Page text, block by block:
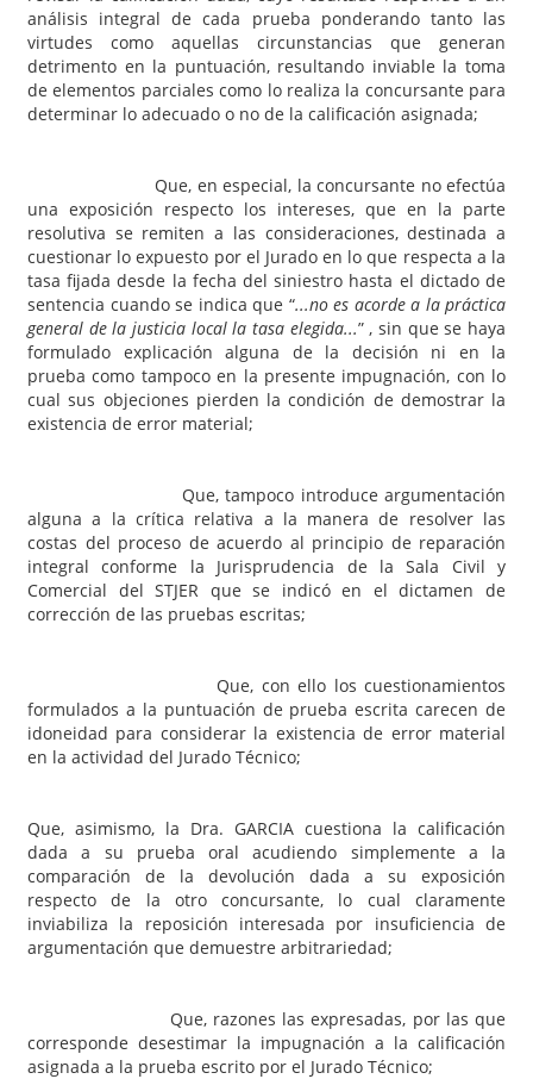
análisis integral de cada prueba ponderando tanto las
virtudes como aquellas circunstancias que generan
detrimento en la puntuación, resultando inviable la toma
de elementos parciales como lo realiza la concursante para
determinar lo adecuado o no de la calificación asignada;
Que, en especial, la concursante no efectúa
una exposición respecto los intereses, que en la parte
resolutiva se remiten a las consideraciones, destinada a
cuestionar lo expuesto por el Jurado en lo que respecta a la
tasa fijada desde la fecha del siniestro hasta el dictado de
sentencia cuando se indica que “...no es acorde a la práctica
general de la justicia local la tasa elegida...” , sin que se haya
formulado explicación alguna de la decisión ni en la
prueba como tampoco en la presente impugnación, con lo
cual sus objeciones pierden la condición de demostrar la
existencia de error material;
Que, tampoco introduce argumentación
alguna a la crítica relativa a la manera de resolver las
costas del proceso de acuerdo al principio de reparación
integral conforme la Jurisprudencia de la Sala Civil y
Comercial del STJER que se indicó en el dictamen de
corrección de las pruebas escritas;
Que, con ello los cuestionamientos
formulados a la puntuación de prueba escrita carecen de
idoneidad para considerar la existencia de error material
en la actividad del Jurado Técnico;
Que, asimismo, la Dra. GARCIA cuestiona la calificación
dada a su prueba oral acudiendo simplemente a la
comparación de la devolución dada a su exposición
respecto de la otro concursante, lo cual claramente
inviabiliza la reposición interesada por insuficiencia de
argumentación que demuestre arbitrariedad;
Que, razones las expresadas, por las que
corresponde desestimar la impugnación a la calificación
asignada a la prueba escrito por el Jurado Técnico;